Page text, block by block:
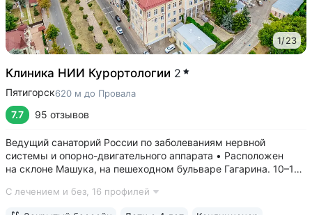
1/23
Клиника НИИ Курортологии 2
Пятигорск620 м до Провала
7.7 95 отзывов
Ведущий санаторий России по заболеваниям нервной
системы и опорно-двигательного аппарата • Расположен
на склоне Машука, на пешеходном бульваре Гагарина. 10–15
№ 24 • Высокий уровень научной и лечебной базы, является
С лечением и без, 16 профилей